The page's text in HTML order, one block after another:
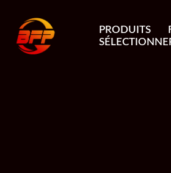
PRODUITS